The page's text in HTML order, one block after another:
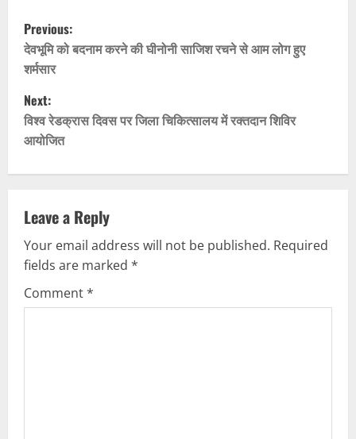
P
o
s
t
n
v
i
g
Previous:
देवभूमि को बदनाम करने की घीनोनी साजिश रचने से आम लोग हुए
शर्मसार
Next:
विश्व रेडक्रास दिवस पर जिला चिकित्सालय में रक्तदान शिविर
आयोजित
Leave a Reply
Your email address will not be published. Required
fields are marked *
Comment*